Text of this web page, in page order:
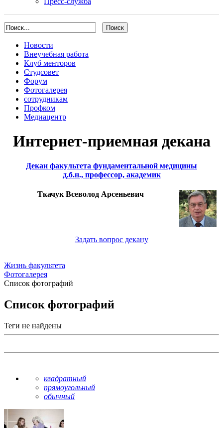
Новости
Внеучебная работа
Клуб менторов
Студсовет
Форум
Фотогалерея
сотрудникам
Профком
Медиацентр
Интернет-приемная декана
Декан факультета фундаментальной медицины
д.б.н., профессор, академик
Ткачук Всеволод Арсеньевич
Задать вопрос декану
Жизнь факультета
Фотогалерея
Список фотографий
Список фотографий
Теги не найдены
квадратный
прямоугольный
обычный